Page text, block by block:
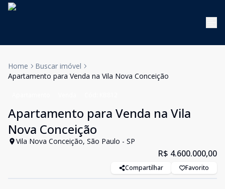
Home
Buscar imóvel
Apartamento para Venda na Vila Nova Conceição
Apartamento para Venda na Vila
Nova Conceição
Vila Nova Conceição, São Paulo - SP
R$ 4.600.000,00
Compartilhar Favorito